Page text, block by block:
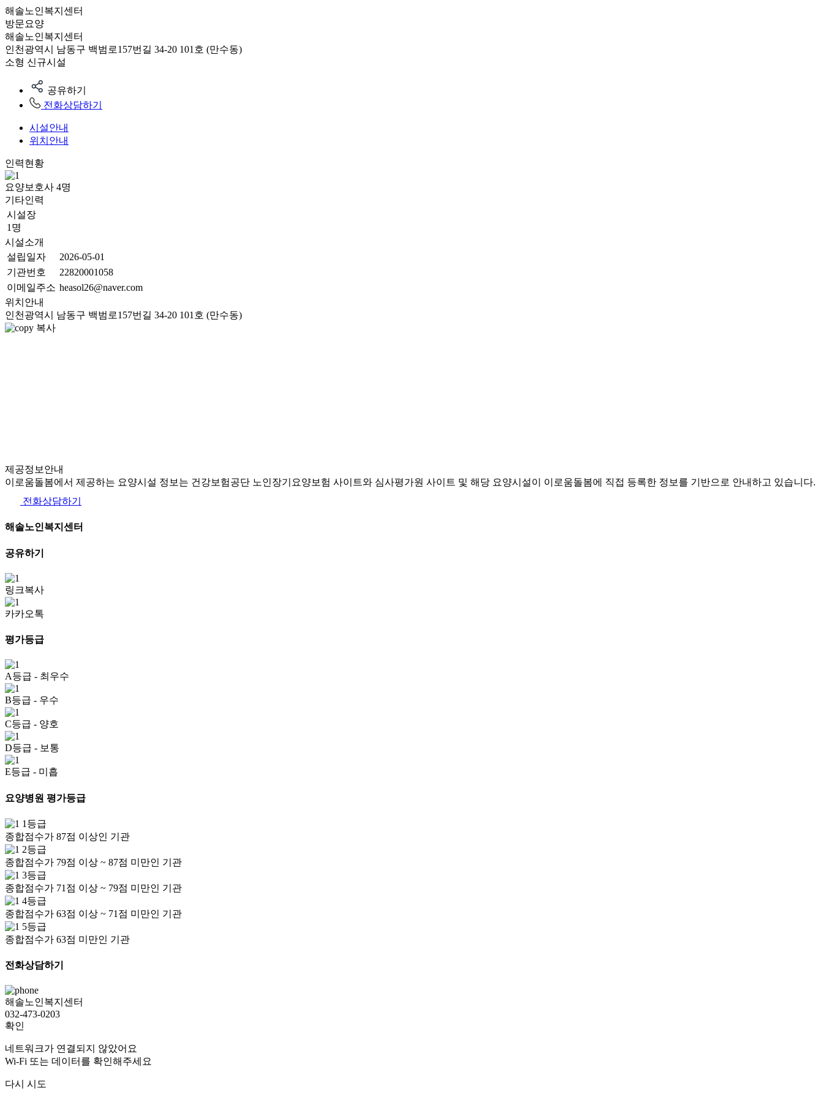
해솔노인복지센터
방문요양
해솔노인복지센터
인천광역시 남동구 백범로157번길 34-20 101호 (만수동)
소형 신규시설
공유하기
전화상담하기
시설안내
위치안내
인력현황
요양보호사 4명
기타인력
시설장
1명
시설소개
설립일자
2026-05-01
기관번호
22820001058
이메일주소 heasol26@naver.com
위치안내
인천광역시 남동구 백범로157번길 34-20 101호 (만수동)
복사
제공정보안내
이로움돌봄에서 제공하는 요양시설 정보는 건강보험공단 노인장기요양보험 사이트와 심사평가원 사이트 및 해당 요양시설이 이로움돌봄에 직접 등록한 정보를 기반으로 안내하고 있습니다.
전화상담하기
해솔노인복지센터
공유하기
링크복사
카카오톡
평가등급
A등급 - 최우수
B등급 - 우수
C등급 - 양호
D등급 - 보통
E등급 - 미흡
요양병원 평가등급
1등급
종합점수가 87점 이상인 기관
2등급
종합점수가 79점 이상 ~ 87점 미만인 기관
3등급
종합점수가 71점 이상 ~ 79점 미만인 기관
4등급
종합점수가 63점 이상 ~ 71점 미만인 기관
5등급
종합점수가 63점 미만인 기관
전화상담하기
해솔노인복지센터
032-473-0203
확인
네트워크가 연결되지 않았어요
Wi-Fi 또는 데이터를 확인해주세요
다시 시도